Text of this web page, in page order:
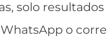
solo resultados
o